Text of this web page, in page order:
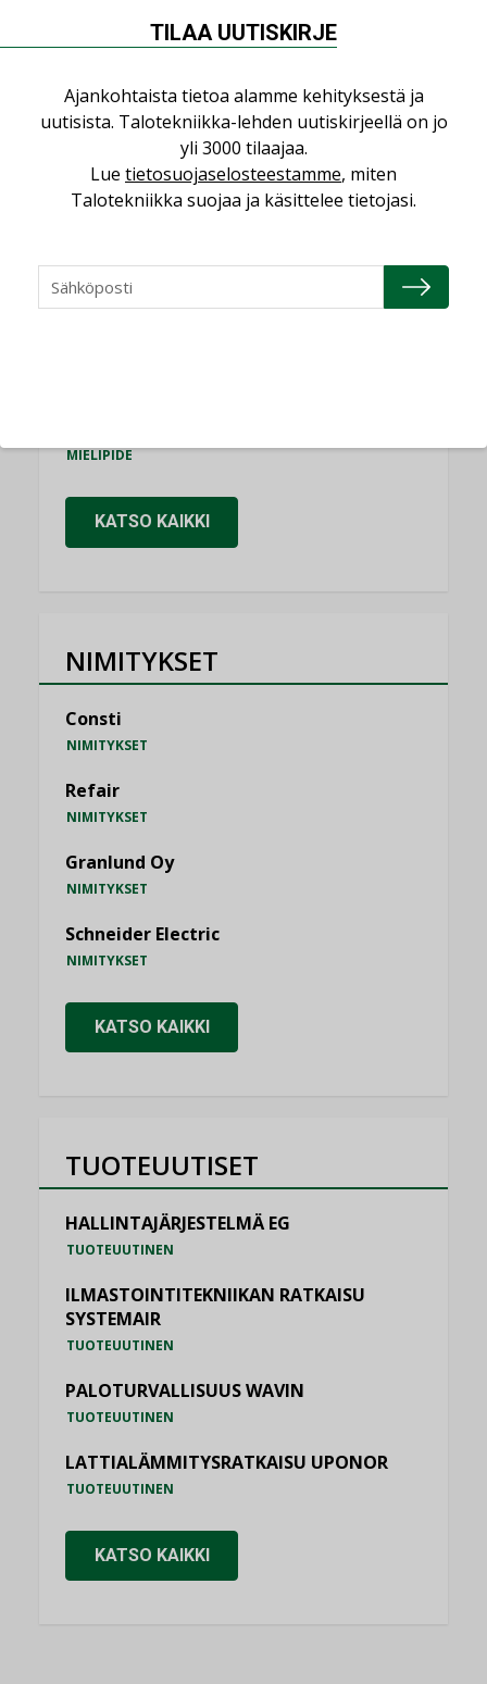
Puheista tekoihin – uusin teknologia
KOLUMNI
Sähköistäminen säästää euroja
KOLUMNI
Yli miljoona kotia on vailla toimivaa
KOLUMNI
Miten varmistetaan EPD-dokumenteista
MIELIPIDE
KATSO KAIKKI
NIMITYKSET
Consti
NIMITYKSET
Refair
NIMITYKSET
Granlund Oy
NIMITYKSET
Schneider Electric
NIMITYKSET
KATSO KAIKKI
TUOTEUUTISET
HALLINTAJÄRJESTELMÄ EG
TUOTEUUTINEN
ILMASTOINTITEKNIIKAN RATKAISU
SYSTEMAIR
TUOTEUUTINEN
PALOTURVALLISUUS WAVIN
TUOTEUUTINEN
LATTIALÄMMITYSRATKAISU UPONOR
TUOTEUUTINEN
KATSO KAIKKI
TILAA UUTISKIRJE
Ajankohtaista tietoa alamme kehityksestä ja
uutisista. Talotekniikka-lehden uutiskirjeellä on jo
yli 3000 tilaajaa.
Lue tietosuojaselosteestamme, miten
Talotekniikka suojaa ja käsittelee tietojasi.